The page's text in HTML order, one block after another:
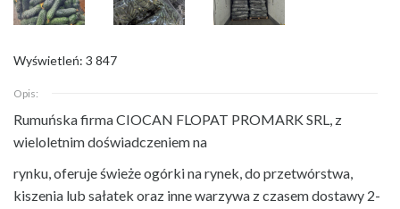
Wyświetleń: 3 847
Opis:
Rumuńska firma CIOCAN FLOPAT PROMARK SRL, z
wieloletnim doświadczeniem na
rynku, oferuje świeże ogórki na rynek, do przetwórstwa,
kiszenia lub sałatek oraz inne warzywa z czasem dostawy 2-